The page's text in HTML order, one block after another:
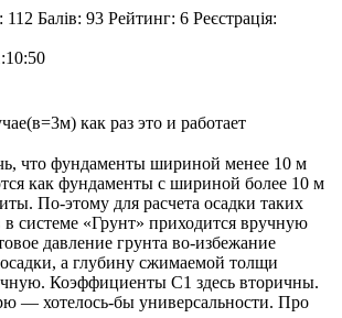
Балів: 93 Рейтинг: 6 Реєстрація:
как раз это и работает
что фундаменты шириной менее 10 м
как фундаменты с шириной более 10 м
По-этому для расчета осадки таких
системе «Грунт» приходится вручную
давление грунта во-избежание
а глубину сжимаемой толщи
Коэффициенты С1 здесь вторичны.
— хотелось-бы универсальности. Про